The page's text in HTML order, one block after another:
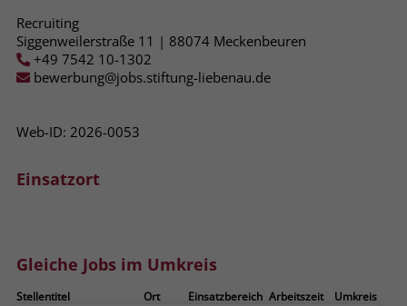
Recruiting
Siggenweilerstraße 11 | 88074 Meckenbeuren
+49 7542 10-1302
bewerbung@jobs.stiftung-liebenau.de
Web-ID: 2026-0053
Einsatzort
Gleiche Jobs im Umkreis
Stellentitel Ort Einsatzbereich Arbeitszeit Umkreis
Informationen und wird von Facebook
nur platziert, um Daten an das
Unternehmen zurückzusenden.